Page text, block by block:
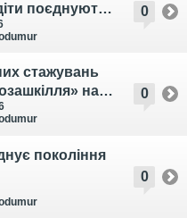
0
поєднують
творчість!
0
стажувань
на
Київської
0
покоління